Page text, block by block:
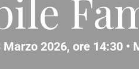
2026, ore 14:30 •